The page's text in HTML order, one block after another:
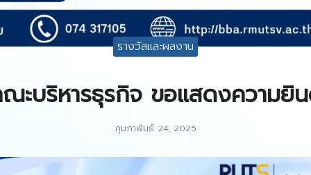
รางวัลและผลงาน
ะบริหารธุรกิจ ขอแสดงความยิ
กุมภาพันธ์ 24, 2025